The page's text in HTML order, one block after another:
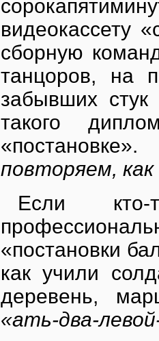
видеокассету
сборную
танцоров, на
забывших стук
такого
повторяем, как
Если
«постановки
как учили
деревень,
«ать-два-